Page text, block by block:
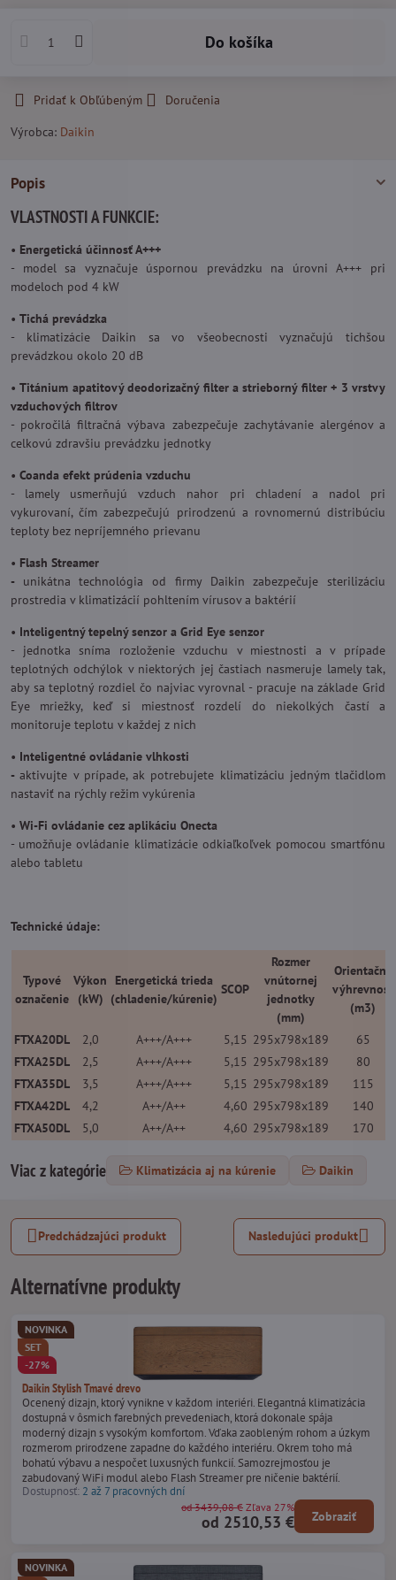
Do košíka
Pridať k Obľúbeným
Doručenia
Výrobca: Daikin
Popis
VLASTNOSTI A FUNKCIE:
• Energetická účinnosť A+++
- model sa vyznačuje úspornou prevádzku na úrovni A+++ pri
modeloch pod 4 kW
• Tichá prevádzka
- klimatizácie Daikin sa vo všeobecnosti vyznačujú tichšou
prevádzkou okolo 20 dB
•Titánium apatitový deodorizačný filter a strieborný filter + 3 vrstvy
vzduchových filtrov
- pokročilá filtračná výbava zabezpečuje zachytávanie alergénov a
celkovú zdravšiu prevádzku jednotky
• Coanda efekt prúdenia vzduchu
- lamely usmerňujú vzduch nahor pri chladení a nadol pri
vykurovaní, čím zabezpečujú prirodzenú a rovnomernú distribúciu
teploty bez nepríjemného prievanu
• Flash Streamer
- unikátna technológia od firmy Daikin zabezpečuje sterilizáciu
prostredia v klimatizácií pohltením vírusov a baktérií
• Inteligentný tepelný senzor a Grid Eye senzor
- jednotka sníma rozloženie vzduchu v miestnosti a v prípade
teplotných odchýlok v niektorých jej častiach nasmeruje lamely tak,
aby sa teplotný rozdiel čo najviac vyrovnal - pracuje na základe Grid
Eye mriežky, keď si miestnosť rozdelí do niekolkých častí a
monitoruje teplotu v každej z nich
• Inteligentné ovládanie vlhkosti
-aktivujte v prípade, ak potrebujete klimatizáciu jedným tlačidlom
nastaviť na rýchly režim vykúrenia
• Wi-Fi ovládanie cez aplikáciu Onecta
- umožňuje ovládanie klimatizácie odkiaľkoľvek pomocou smartfónu
alebo tabletu
Technické údaje:
Typové
označenie
Výkon
(kW)
Energetická trieda
(chladenie/kúrenie)
SCOP
Rozmer
vnútornej
jednotky
(mm)
Orientačná
výhrevnosť
(m3)
FTXA20DL
2,0 A+++/A+++ 5,15 295x798x189
65
FTXA25DL
2,5 A+++/A+++ 5,15 295x798x189
80
FTXA35DL
3,5 A+++/A+++ 5,15 295x798x189
115
FTXA42DL
4,2 A++/A++ 4,60 295x798x189
140
FTXA50DL
5,0 A++/A++ 4,60 295x798x189 170
Viac z kategórie Klimatizácia aj na kúrenie Daikin
Predchádzajúci produkt Nasledujúci produkt
Alternatívne produkty
Daikin Stylish Tmavé drevo
NOVINKA
SET
-27%
Ocenený dizajn, ktorý vynikne v každom interiéri. Elegantná klimatizácia
dostupná v ôsmich farebných prevedeniach, ktorá dokonale spája
moderný dizajn s vysokým komfortom. Vďaka zaobleným rohom a úzkym
rozmerom prirodzene zapadne do každého interiéru. Okrem toho má
bohatú výbavu a nespočet luxusných funkcií. Samozrejmosťou je
zabudovaný WiFi modul alebo Flash Streamer pre ničenie baktérií.
Dostupnosť: 2 až 7 pracovných dní
od 2510,53 €
od 3439,08 € Zľava 27%
Zobraziť
NOVINKA